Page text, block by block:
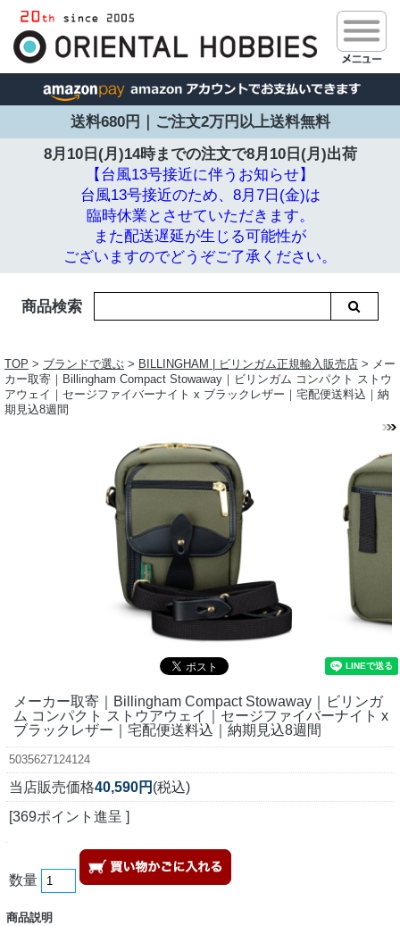
送料680円｜ご注文2万円以上送料無料
8月10日(月)14時までの注文で8月10日(月)出荷
【台風13号接近に伴うお知らせ】
台風13号接近のため、8月7日(金)は
臨時休業とさせていただきます。
また配送遅延が生じる可能性が
ございますのでどうぞご了承ください。
商品検索
TOP > ブランドで選ぶ > BILLINGHAM | ビリンガム正規輸入販売店 > メー
カー取寄｜Billingham Compact Stowaway｜ビリンガム コンパクト ストウ
アウェイ｜セージファイバーナイト x ブラックレザー｜宅配便送料込｜納
期見込8週間
メーカー取寄｜Billingham Compact Stowaway｜ビリンガ
ム コンパクト ストウアウェイ｜セージファイバーナイト x
ブラックレザー｜宅配便送料込｜納期見込8週間
5035627124124
当店販売価格40,590円 (税込)
[369ポイント進呈 ]
数量
商品説明